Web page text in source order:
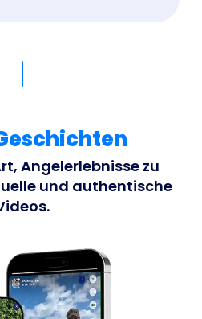
Angelerlebnisse zu
und authentische